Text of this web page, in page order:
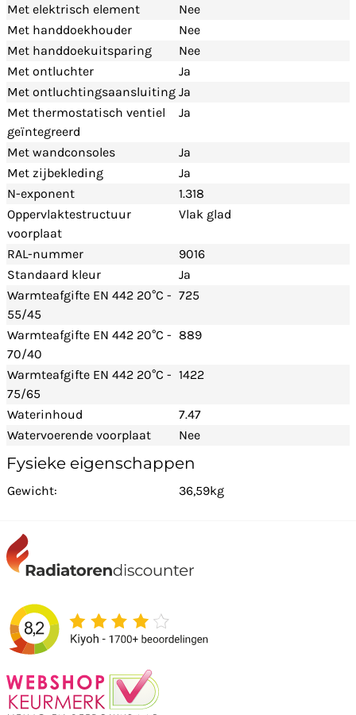
Met elektrisch element
Nee
Met handdoekhouder
Nee
Met handdoekuitsparing
Nee
Met ontluchter
Ja
Met ontluchtingsaansluiting Ja
Met thermostatisch ventiel
geïntegreerd
Ja
Met wandconsoles
Ja
Met zijbekleding
Ja
N-exponent
1.318
Oppervlaktestructuur
voorplaat
Vlak glad
RAL-nummer
9016
Standaard kleur
Ja
Warmteafgifte EN 442 20°C -
55/45
725
Warmteafgifte EN 442 20°C -
70/40
889
Warmteafgifte EN 442 20°C -
75/65
1422
Waterinhoud
7.47
Watervoerende voorplaat
Nee
Fysieke eigenschappen
Gewicht: 36,59kg